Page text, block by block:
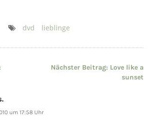
dvd lieblinge
Nächster Beitrag: Love like a
sunset
um 17:58 Uhr